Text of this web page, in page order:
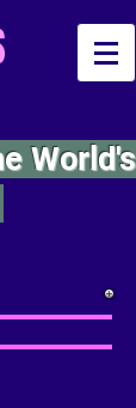
World's